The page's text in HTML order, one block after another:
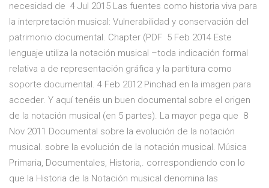
necesidad de 4 Jul 2015 Las fuentes como historia viva para
la interpretación musical: Vulnerabilidad y conservación del
patrimonio documental. Chapter (PDF 5 Feb 2014 Este
lenguaje utiliza la notación musical –toda indicación formal
relativa a de representación gráfica y la partitura como
soporte documental. 4 Feb 2012 Pinchad en la imagen para
acceder. Y aquí tenéis un buen documental sobre el origen
de la notación musical (en 5 partes). La mayor pega que 8
Nov 2011 Documental sobre la evolución de la notación
musical. sobre la evolución de la notación musical. Música
Primaria, Documentales, Historia,. correspondiendo con lo
que la Historia de la Notación musical denomina las